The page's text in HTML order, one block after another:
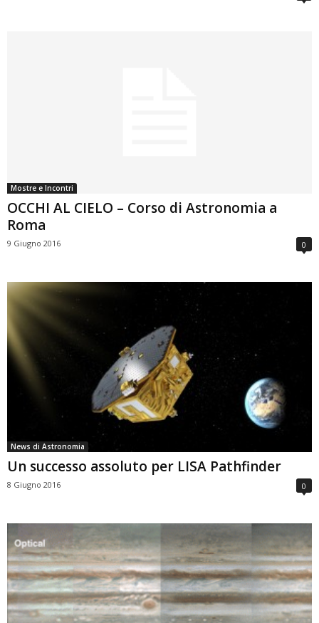
Mostre e Incontri
OCCHI AL CIELO – Corso di Astronomia a
Roma
9 Giugno 2016 0
News di Astronomia
Un successo assoluto per LISA Pathfinder
8 Giugno 2016 0